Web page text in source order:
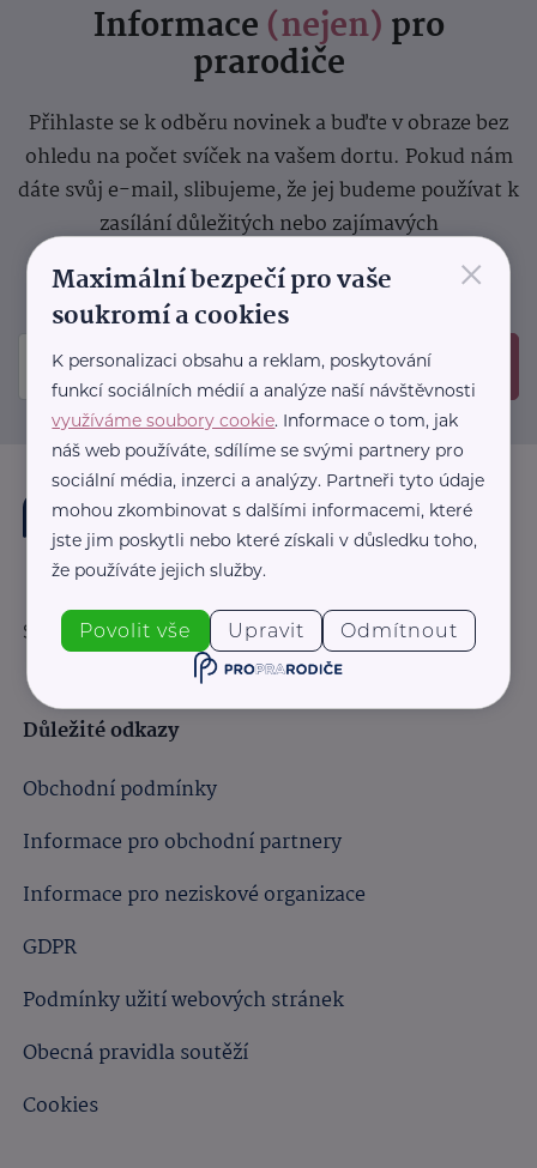
Informace (nejen) pro
prarodiče
Přihlaste se k odběru novinek a buďte v obraze bez
ohledu na počet svíček na vašem dortu. Pokud nám
dáte svůj e-mail, slibujeme, že jej budeme používat k
zasílání důležitých nebo zajímavých
Prosíme, zkontrolujte si svoji emailovou
schránku, kam jsme poslali potvrzovací e-mail.
Odeslat
Sledujte nás:
Důležité odkazy
Obchodní podmínky
Informace pro obchodní partnery
Informace pro neziskové organizace
GDPR
Podmínky užití webových stránek
Obecná pravidla soutěží
Cookies
×
Maximální bezpečí pro vaše
soukromí a cookies
K personalizaci obsahu a reklam, poskytování
funkcí sociálních médií a analýze naší návštěvnosti
využíváme soubory cookie. Informace o tom, jak
náš web používáte, sdílíme se svými partnery pro
sociální média, inzerci a analýzy. Partneři tyto údaje
mohou zkombinovat s dalšími informacemi, které
jste jim poskytli nebo které získali v důsledku toho,
že používáte jejich služby.
Povolit vše Upravit Odmítnout